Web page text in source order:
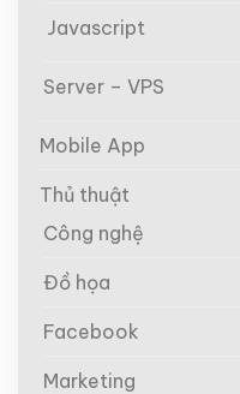
Javascript
Server – VPS
Mobile App
Thủ thuật
Công nghệ
Đồ họa
Facebook
Marketing